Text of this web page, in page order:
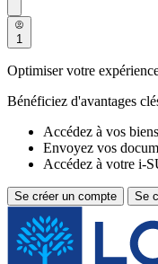
1
Optimiser votre
Bénéficiez d'avantages
Accédez à vos
Envoyez vos
Accédez à votre i-
Se créer un compte Se